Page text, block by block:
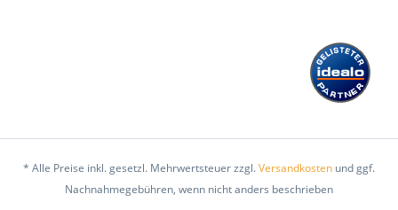
* Alle Preise inkl. gesetzl. Mehrwertsteuer zzgl.Versandkosten und ggf.
Nachnahmegebühren, wenn nicht anders beschrieben